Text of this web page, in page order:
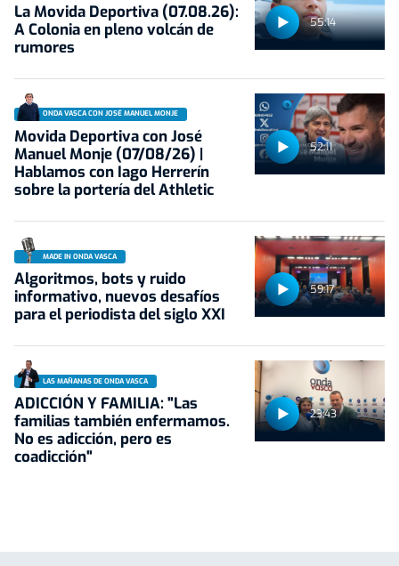
55:14
La Movida Deportiva (07.08.26):
A Colonia en pleno volcán de
rumores
52:11
ONDA VASCA CON JOSÉ MANUEL MONJE
Movida Deportiva con José
Manuel Monje (07/08/26) |
Hablamos con Iago Herrerín
sobre la portería del Athletic
59:17
MADE IN ONDA VASCA
Algoritmos, bots y ruido
informativo, nuevos desafíos
para el periodista del siglo XXI
23:43
LAS MAÑANAS DE ONDA VASCA
ADICCIÓN Y FAMILIA: "Las
familias también enfermamos.
No es adicción, pero es
coadicción"